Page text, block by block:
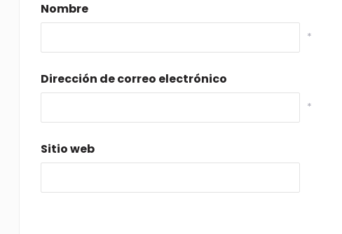
Nombre
*
Dirección de correo electrónico
*
Sitio web